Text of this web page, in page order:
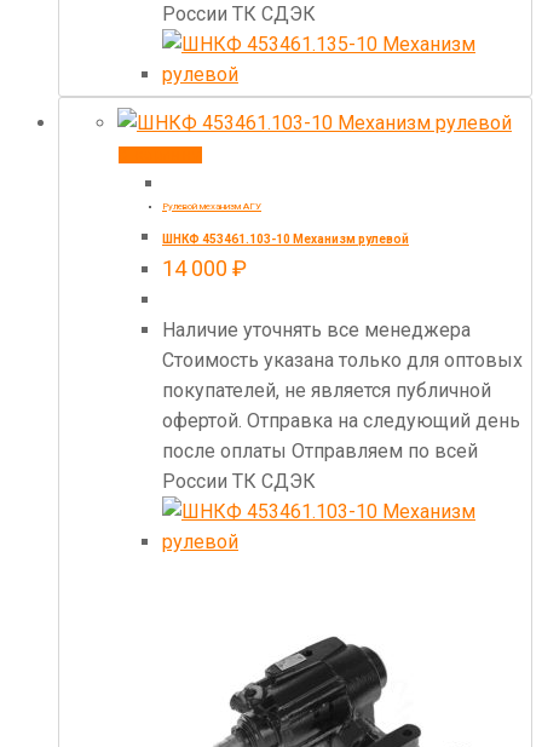
России ТК СДЭК
Рулевой механизм АГУ
ШНКФ 453461.103-10 Механизм рулевой
14 000 ₽
Наличие уточнять все менеджера
Стоимость указана только для оптовых
покупателей, не является публичной
офертой. Отправка на следующий день
после оплаты Отправляем по всей
России ТК СДЭК